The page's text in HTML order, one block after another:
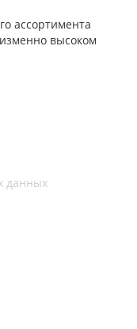
ассортимента
высоком
данных